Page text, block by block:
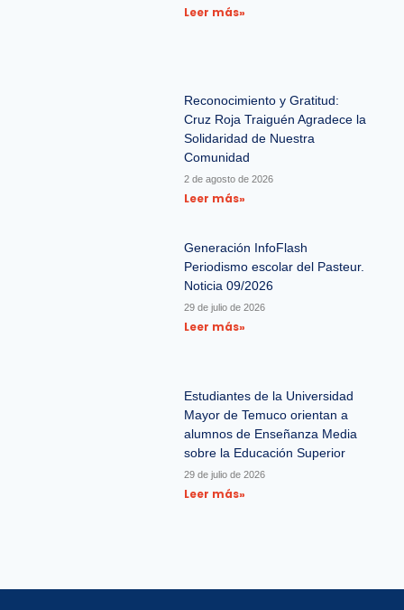
Leer más»
Reconocimiento y Gratitud:
Cruz Roja Traiguén Agradece la
Solidaridad de Nuestra
Comunidad
2 de agosto de 2026
Leer más»
Generación InfoFlash
Periodismo escolar del Pasteur.
Noticia 09/2026
29 de julio de 2026
Leer más»
Estudiantes de la Universidad
Mayor de Temuco orientan a
alumnos de Enseñanza Media
sobre la Educación Superior
29 de julio de 2026
Leer más»